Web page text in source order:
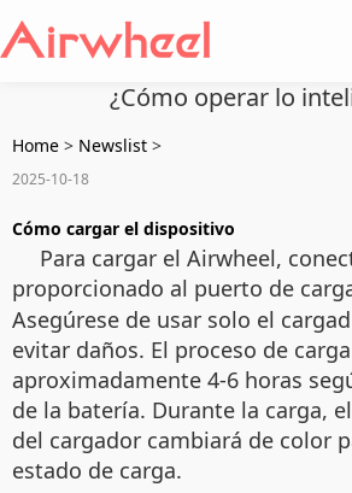
¿Cómo operar lo
Home > Newslist >
2025-10-18
Cómo cargar el dispositivo
Para cargar el Airwheel,
proporcionado al puerto de
Asegúrese de usar solo el
evitar daños. El proceso de
aproximadamente 4-6 horas
de la batería. Durante la carga,
del cargador cambiará de color
estado de carga.